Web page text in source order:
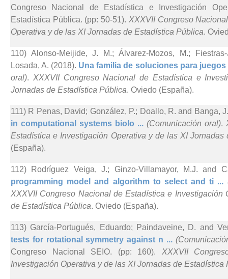
Congreso Nacional de Estadística e Investigación
Estadística Pública. (pp: 50-51). XXXVII Congreso
Operativa y de las XI Jornadas de Estadística Pública.
110) Alonso-Meijide, J. M.; Álvarez-Mozos, M.;
Losada, A. (2018). Una familia de soluciones para
oral). XXXVII Congreso Nacional de Estadística e
Jornadas de Estadística Pública. Oviedo (España).
111) R Penas, David; González, P.; Doallo, R. and Banga,
in computational systems biolo ... (Comunicación oral).
Estadística e Investigación Operativa y de las XI Jornadas
(España).
112) Rodríguez Veiga, J.; Ginzo-Villamayor, M.J. and
programming model and algorithm to select and ti ...
XXXVII Congreso Nacional de Estadística e Investigación
de Estadística Pública. Oviedo (España).
113) García-Portugués, Eduardo; Paindaveine, D. and
tests for rotational symmetry against n ...
Congreso Nacional SEIO. (pp: 160). XXXVII
Investigación Operativa y de las XI Jornadas de Estadística